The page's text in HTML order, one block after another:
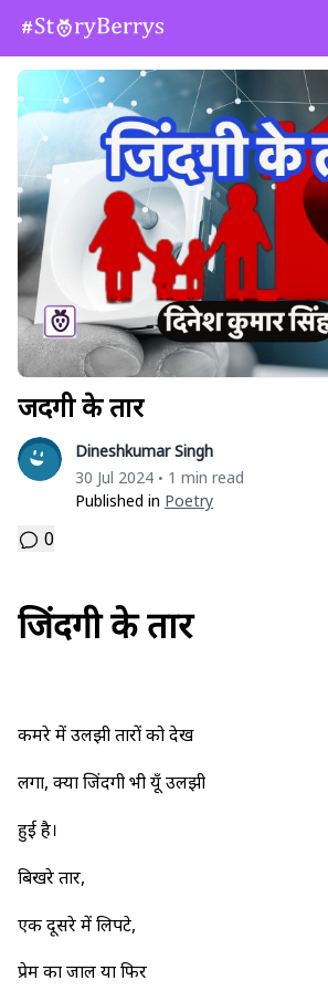
जिंदगी के तार
Dineshkumar Singh
30 Jul 2024 • 1 min read
Published in Poetry
0
जिंदगी के तार
कमरे में उलझी तारों को देख
लगा, क्या जिंदगी भी यूँ उलझी
हुई है।
बिखरे तार,
एक दूसरे में लिपटे,
प्रेम का जाल या फिर